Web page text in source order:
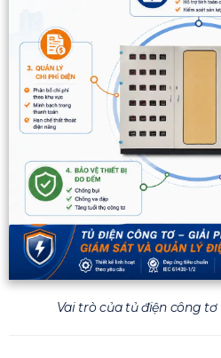
Vai trò của tủ điện công